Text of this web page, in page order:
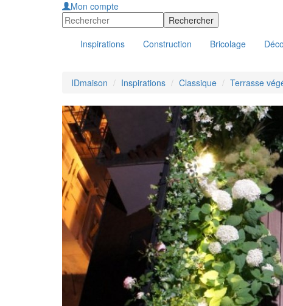
Mon compte
Inspirations Construction Bricolage
IDmaison Inspirations Classique Terrasse